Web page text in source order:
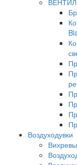
Воздуходувки